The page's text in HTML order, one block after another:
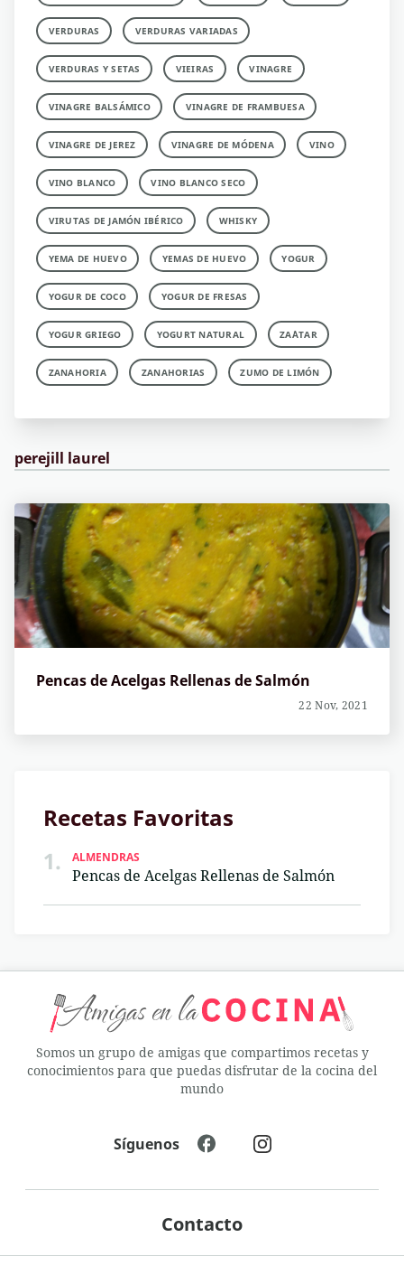
VERDURAS VERDURAS VARIADAS
VERDURAS Y SETAS VIEIRAS VINAGRE
VINAGRE BALSÁMICO VINAGRE DE FRAMBUESA
VINAGRE DE JEREZ VINAGRE DE MÓDENA VINO
VINO BLANCO VINO BLANCO SECO
VIRUTAS DE JAMÓN IBÉRICO WHISKY
YEMA DE HUEVO YEMAS DE HUEVO YOGUR
YOGUR DE COCO YOGUR DE FRESAS
YOGUR GRIEGO YOGURT NATURAL ZA´ATAR
ZANAHORIA ZANAHORIAS ZUMO DE LIMÓN
perejill laurel
Pencas de Acelgas Rellenas de Salmón
22 Nov, 2021
Recetas Favoritas
1.
ALMENDRAS
Pencas de Acelgas Rellenas de Salmón
Somos un grupo de amigas que compartimos recetas y
conocimientos para que puedas disfrutar de la cocina del
mundo
Contacto
Síguenos